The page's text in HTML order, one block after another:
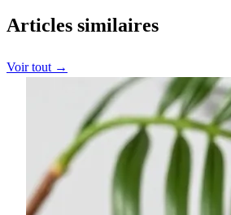
Articles similaires
Voir tout →